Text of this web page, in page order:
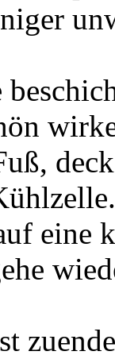
eine